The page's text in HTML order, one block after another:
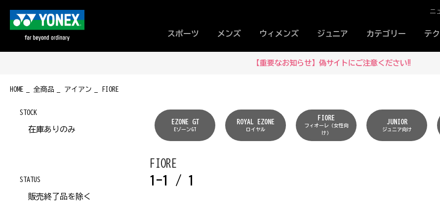
スポーツ メンズ ウィメンズ ジュニア カテゴリー テ
ニ
【重要なお知らせ】偽サイトにご注意ください‼
HOME 全商品 アイアン FIORE
EZONE GT
EゾーンGT
ROYAL EZONE
ロイヤル
FIORE
フィオーレ（女性向
け）
JUNIOR
ジュニア向け
FIORE
1-1 / 1
STOCK
在庫ありのみ
STATUS
販売終了品を除く